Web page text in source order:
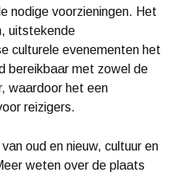
nodige voorzieningen. Het
uitstekende
culturele evenementen het
bereikbaar met zowel de
waardoor het een
reizigers.
oud en nieuw, cultuur en
weten over de plaats